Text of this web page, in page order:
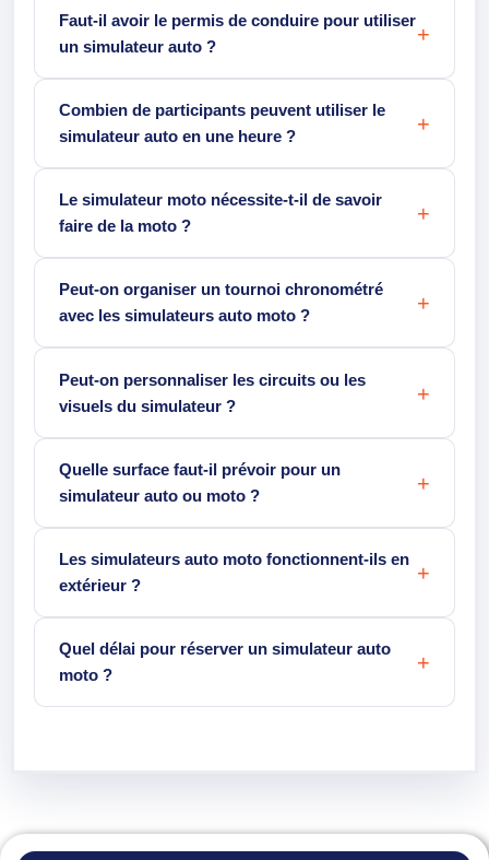
Faut-il avoir le permis de conduire pour utiliser
un simulateur auto ?
Combien de participants peuvent utiliser le
simulateur auto en une heure ?
Le simulateur moto nécessite-t-il de savoir
faire de la moto ?
Peut-on organiser un tournoi chronométré
avec les simulateurs auto moto ?
Peut-on personnaliser les circuits ou les
visuels du simulateur ?
Quelle surface faut-il prévoir pour un
simulateur auto ou moto ?
Les simulateurs auto moto fonctionnent-ils en
extérieur ?
Quel délai pour réserver un simulateur auto
moto ?